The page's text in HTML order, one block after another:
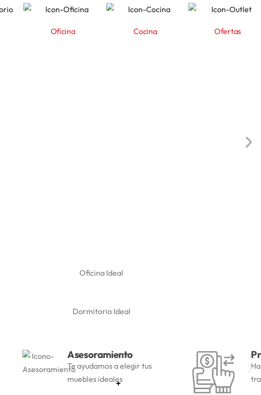
Oficina Cocina Ofertas
Asesoramiento
Te ayudamos a elegir tus
Promociones
Hasta 45% OFF con
transferencia